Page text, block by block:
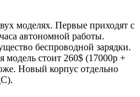
моделях. Первые приходят с
автономной работы.
беспроводной зарядки.
модель стоит 260$ (17000р +
Новый корпус отдельно